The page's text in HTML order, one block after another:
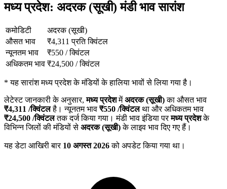
मध्य प्रदेश: अदरक (सूखी) मंडी भाव सारांश
कमोडिटी
अदरक (सूखी)
औसत भाव
₹4,311 प्रति क्विंटल
न्यूनतम भाव
₹550 /क्विंटल
अधिकतम भाव ₹24,500 /क्विंटल
*यह सारांश मध्य प्रदेश के मंडियों के हालिया भावों से लिया गया है।
लेटेस्ट जानकारी के अनुसार,मध्य प्रदेशमेंअदरक (सूखी)का औसत भाव
₹4,311 /क्विंटलहै। न्यूनतम भाव ₹550 /क्विंटलथा और अधिकतम भाव
₹24,500 /क्विंटलतक दर्ज किया गया। मंडी भाव इंडिया परमध्य प्रदेशके
विभिन्न जिलों की मंडियों से अदरक (सूखी)के लाइव भाव दिए गए हैं।
यह डेटा आखिरी बार 10 अगस्त 2026को अपडेट किया गया था।